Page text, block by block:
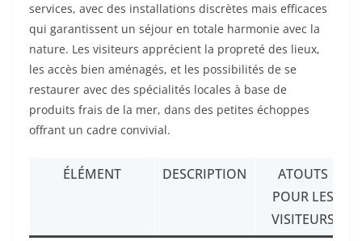
services, avec des installations discrètes mais efficaces
qui garantissent un séjour en totale harmonie avec la
nature. Les visiteurs apprécient la propreté des lieux,
les accès bien aménagés, et les possibilités de se
restaurer avec des spécialités locales à base de
produits frais de la mer, dans des petites échoppes
offrant un cadre convivial.
ÉLÉMENT DESCRIPTION
ATOUTS
POUR LES
VISITEURS